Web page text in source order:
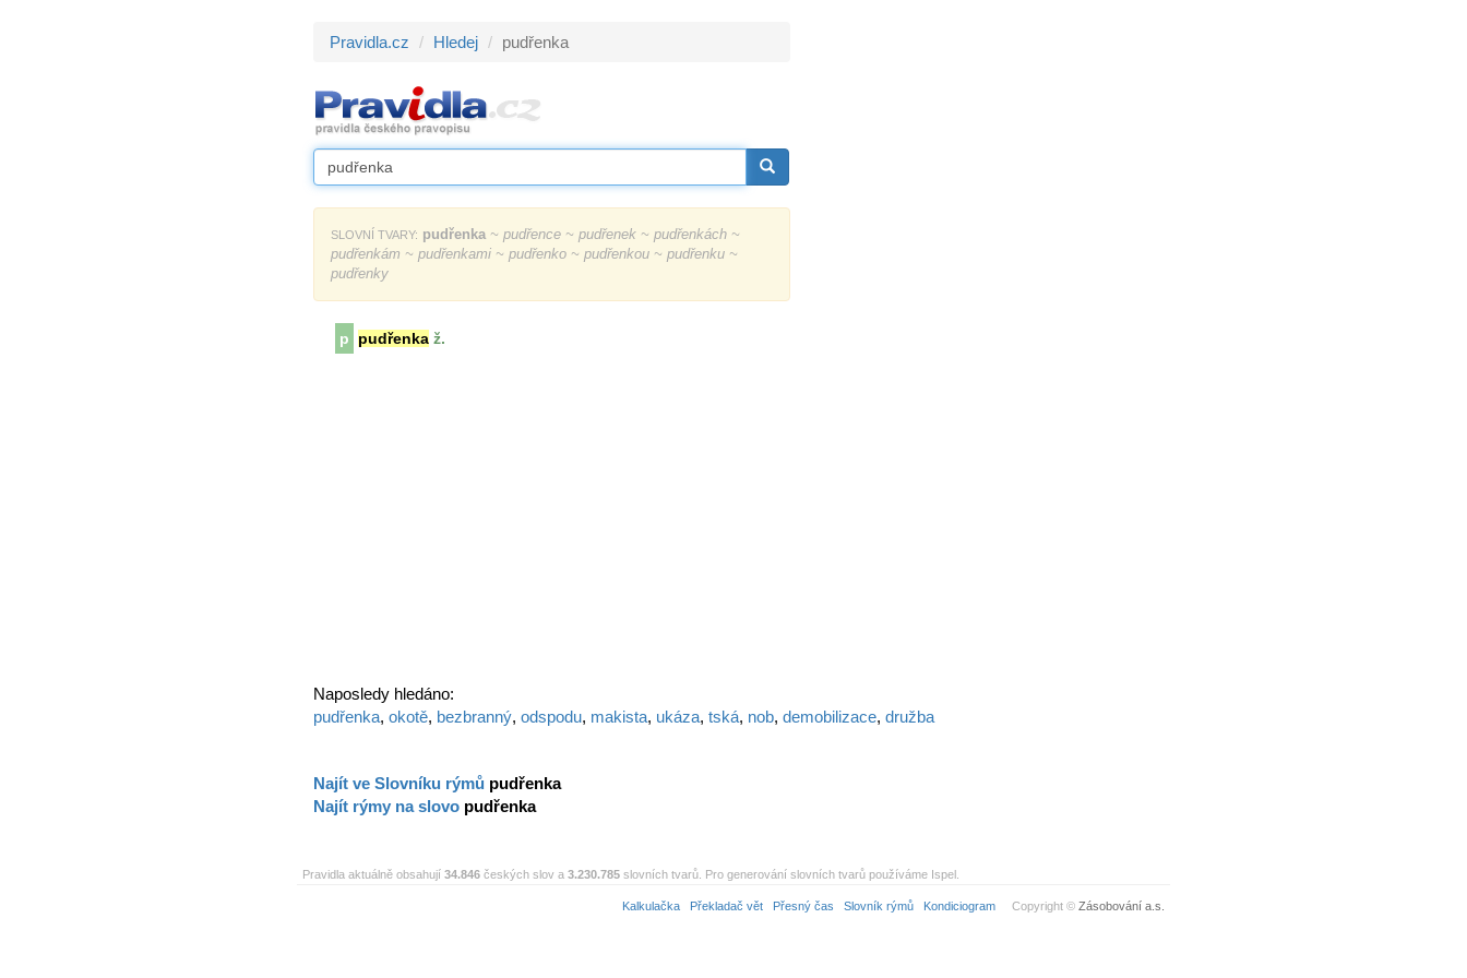
Pravidla.cz Hledej pudřenka
SLOVNÍ TVARY: pudřenka ~ pudřence ~ pudřenek ~ pudřenkách ~
pudřenkám ~ pudřenkami ~ pudřenko ~ pudřenkou ~ pudřenku ~
pudřenky
p pudřenka ž.
Naposledy hledáno:
pudřenka, okotě, bezbranný, odspodu, makista, ukáza, tská, nob, demobilizace, družba
Najít ve Slovníku rýmů pudřenka
Najít rýmy na slovo pudřenka
Pravidla aktuálně obsahují 34.846 českých slov a 3.230.785 slovních tvarů. Pro generování slovních tvarů používáme Ispel.
Kalkulačka Překladač vět Přesný čas Slovník rýmů Kondiciogram Copyright © Zásobování a.s.